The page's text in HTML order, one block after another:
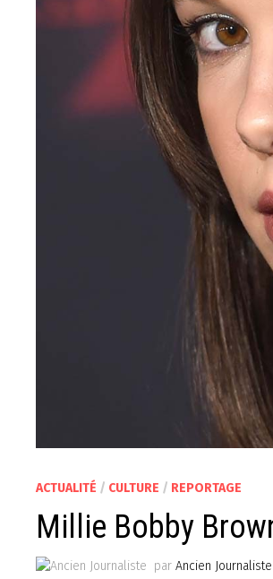
ACTUALITÉ / CULTURE / REPORTAGE
Millie Bobby
parAncien Journaliste